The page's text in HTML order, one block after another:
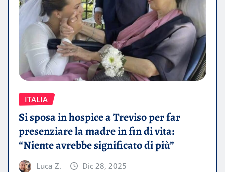
ITALIA
Si sposa in hospice a Treviso per far
presenziare la madre in fin di vita:
“Niente avrebbe significato di più”
Luca Z. Dic 28, 2025